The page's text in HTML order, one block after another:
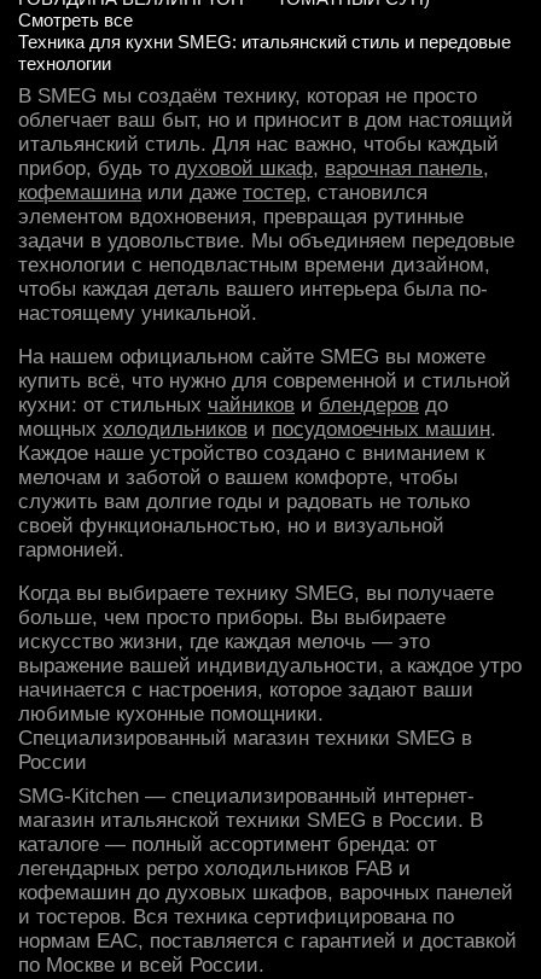
Смотреть все
Техника для кухни SMEG: итальянский стиль и передовые
технологии
В SMEG мы создаём технику, которая не просто
облегчает ваш быт, но и приносит в дом настоящий
итальянский стиль. Для нас важно, чтобы каждый
прибор, будь то духовой шкаф, варочная панель,
кофемашинаили даже тостер, становился
элементом вдохновения, превращая рутинные
задачи в удовольствие. Мы объединяем передовые
технологии с неподвластным времени дизайном,
чтобы каждая деталь вашего интерьера была по-
настоящему уникальной.
На нашем официальном сайте SMEG вы можете
купить всё, что нужно для современной и стильной
кухни: от стильных чайников и блендеров до
мощных холодильников и посудомоечных машин.
Каждое наше устройство создано с вниманием к
мелочам и заботой о вашем комфорте, чтобы
служить вам долгие годы и радовать не только
своей функциональностью, но и визуальной
гармонией.
Когда вы выбираете технику SMEG, вы получаете
больше, чем просто приборы. Вы выбираете
искусство жизни, где каждая мелочь — это
выражение вашей индивидуальности, а каждое утро
начинается с настроения, которое задают ваши
любимые кухонные помощники.
Специализированный магазин техники SMEG в
России
SMG-Kitchen — специализированный интернет-
магазин итальянской техники SMEG в России. В
каталоге — полный ассортимент бренда: от
легендарных ретро холодильников FAB и
кофемашин до духовых шкафов, варочных панелей
и тостеров. Вся техника сертифицирована по
нормам ЕАС, поставляется с гарантией и доставкой
по Москве и всей России.